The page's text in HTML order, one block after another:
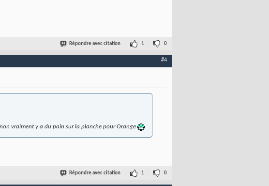
Répondre avec citation 1 0
#4
vraiment y a du pain sur la planche pour Orange
Répondre avec citation 1 0